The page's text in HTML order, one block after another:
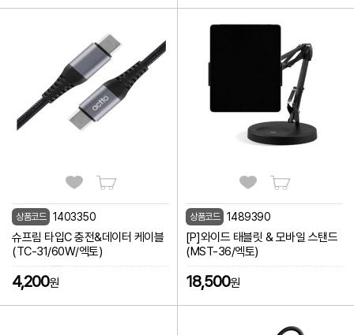
상품코드 1403350
슈프림 타입C 충전&데이터 케이블
(TC-31/60W/엑토)
4,200원
상품코드 1489390
[P]와이드 태블릿 & 모바일 스탠드
(MST-36/엑토)
18,500원